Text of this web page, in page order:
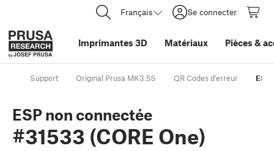
Français Se connecter
Imprimantes 3D Matériaux Pièces &
Support Original Prusa MK3.5S QR Codes d'erreur
ESP non connectée
#31533 (CORE One)